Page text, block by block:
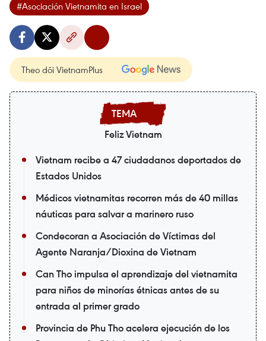
#Asociación Vietnamita en Israel
Theo dõi VietnamPlus
Feliz Vietnam
Vietnam recibe a 47 ciudadanos deportados de
Estados Unidos
Médicos vietnamitas recorren más de 40 millas
náuticas para salvar a marinero ruso
Condecoran a Asociación de Víctimas del
Agente Naranja/Dioxina de Vietnam
Can Tho impulsa el aprendizaje del vietnamita
para niños de minorías étnicas antes de su
entrada al primer grado
Provincia de Phu Tho acelera ejecución de los